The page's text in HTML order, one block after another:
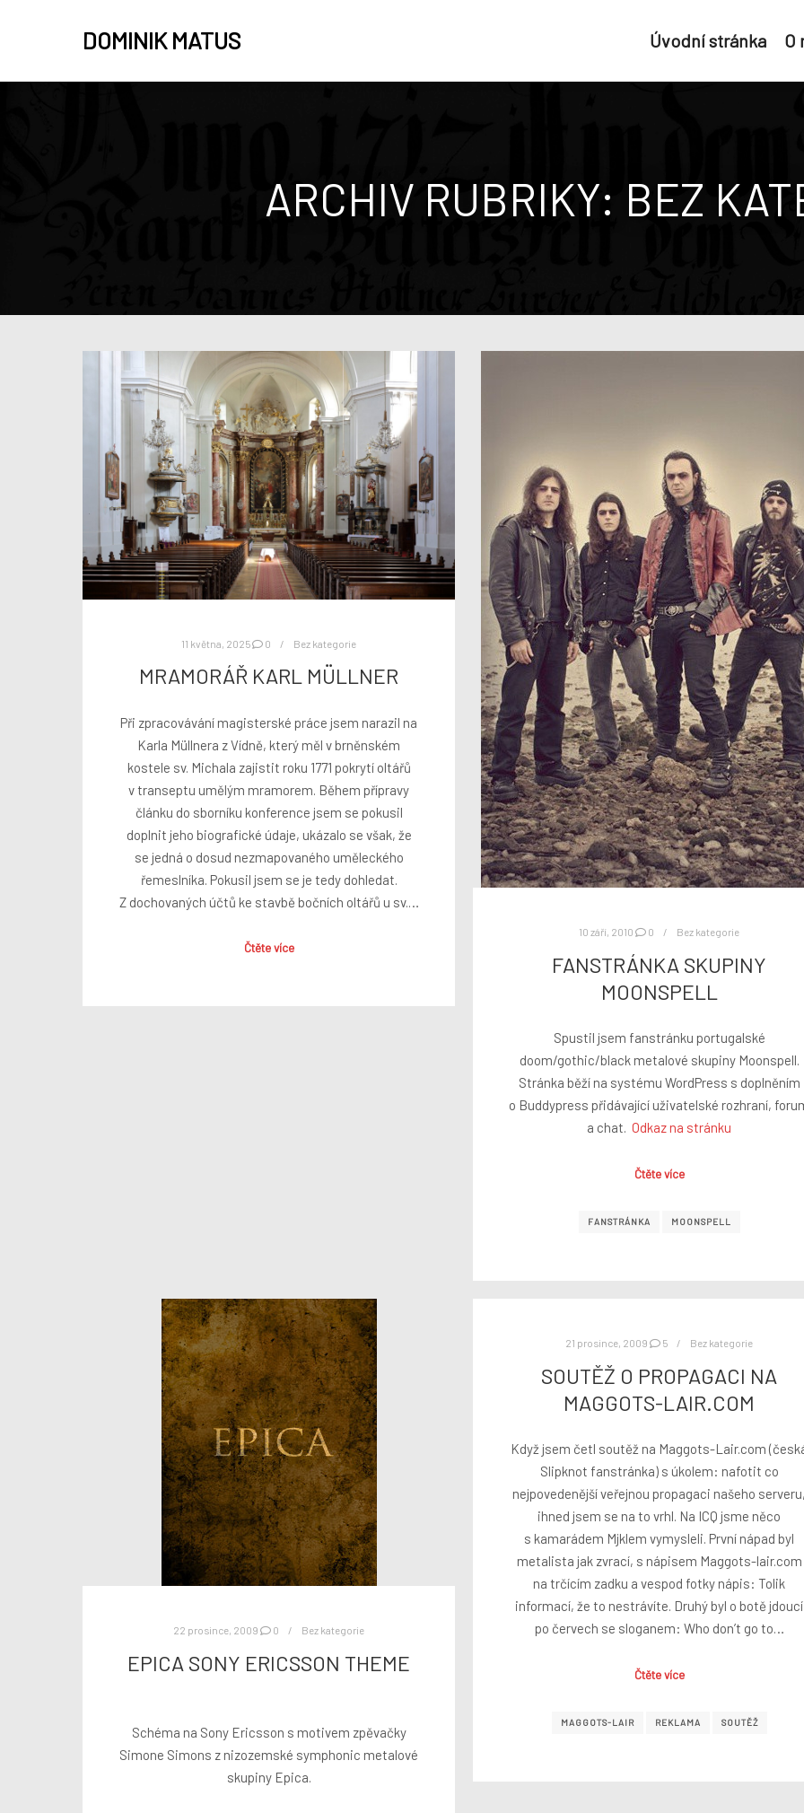
DOMINIK MATUS Úvodní stránka O
ARCHIV RUBRIKY: BEZ
11 května, 2025 0 Bez kategorie
MRAMORÁŘ KARL MÜLLNER
Při zpracovávání magisterské práce jsem narazil na
Karla Müllnera z Vídně, který měl v brněnském
kostele sv. Michala zajistit roku 1771 pokrytí oltářů
v transeptu umělým mramorem. Během přípravy
článku do sborníku konference jsem se pokusil
doplnit jeho biografické údaje, ukázalo se však, že
se jedná o dosud nezmapovaného uměleckého
řemeslníka. Pokusil jsem se je tedy dohledat.
Z dochovaných účtů ke stavbě bočních oltářů u sv.…
Čtěte více
10 září, 2010 0 Bez kategorie
FANSTRÁNKA SKUPINY
MOONSPELL
Spustil jsem fanstránku portugalské
doom/gothic/black metalové skupiny Moonspell.
Stránka běží na systému WordPress s doplněním
o Buddypress přidávající uživatelské rozhraní,
a chat. Odkaz na stránku
Čtěte více
FANSTRÁNKA MOONSPELL
22 prosince, 2009 0 Bez kategorie
EPICA SONY ERICSSON THEME
Schéma na Sony Ericsson s motivem zpěvačky
Simone Simons z nizozemské symphonic metalové
skupiny Epica.
21 prosince, 2009 5 Bez kategorie
SOUTĚŽ O PROPAGACI NA
MAGGOTS-LAIR.COM
Když jsem četl soutěž na Maggots-Lair.com
Slipknot fanstránka) s úkolem: nafotit co
nejpovedenější veřejnou propagaci našeho
ihned jsem se na to vrhl. Na ICQ jsme něco
s kamarádem Mjklem vymysleli. První nápad byl
metalista jak zvrací, s nápisem Maggots-lair.com
na trčícím zadku a vespod fotky nápis: Tolik
informací, že to nestrávíte. Druhý byl o botě jdoucí
po červech se sloganem: Who don’t go to…
Čtěte více
MAGGOTS-LAIR REKLAMA SOUTĚŽ